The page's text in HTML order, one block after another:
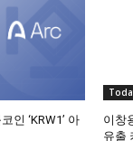
인 ‘KRW1’ 아
이창
유출